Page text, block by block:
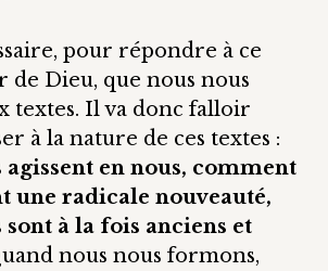
pour répondre à ce
de Dieu, que nous nous
textes. Il va donc falloir
à la nature de ces textes :
en nous, comment
une radicale nouveauté,
à la fois anciens et
nous nous formons,